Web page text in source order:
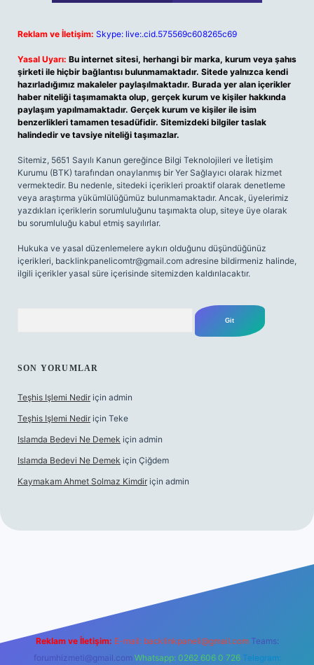
Reklam ve İletişim: Skype: live:.cid.575569c608265c69
Yasal Uyarı: Bu internet sitesi, herhangi bir marka, kurum veya şahıs
şirketi ile hiçbir bağlantısı bulunmamaktadır. Sitede yalnızca kendi
hazırladığımız makaleler paylaşılmaktadır. Burada yer alan içerikler
haber niteliği taşımamakta olup, gerçek kurum ve kişiler hakkında
paylaşım yapılmamaktadır. Gerçek kurum ve kişiler ile isim
benzerlikleri tamamen tesadüfidir. Sitemizdeki bilgiler taslak
halindedir ve tavsiye niteliği taşımazlar.
Sitemiz, 5651 Sayılı Kanun gereğince Bilgi Teknolojileri ve İletişim
Kurumu (BTK) tarafından onaylanmış bir Yer Sağlayıcı olarak hizmet
vermektedir. Bu nedenle, sitedeki içerikleri proaktif olarak denetleme
veya araştırma yükümlülüğümüz bulunmamaktadır. Ancak, üyelerimiz
yazdıkları içeriklerin sorumluluğunu taşımakta olup, siteye üye olarak
bu sorumluluğu kabul etmiş sayılırlar.
Hukuka ve yasal düzenlemelere aykırı olduğunu düşündüğünüz
içerikleri, backlinkpanelicomtr@gmail.com adresine bildirmeniz halinde,
ilgili içerikler yasal süre içerisinde sitemizden kaldırılacaktır.
SON YORUMLAR
Teşhis Işlemi Nedir için admin
Teşhis Işlemi Nedir için Teke
Islamda Bedevi Ne Demek için admin
Islamda Bedevi Ne Demek için Çiğdem
Kaymakam Ahmet Solmaz Kimdir için admin
Reklam ve İletişim: E-mail: backlinkpaneli@gmail.com Teams:
forumhizmeti@gmail.com Whatsapp: 0262 606 0 726 Telegram: